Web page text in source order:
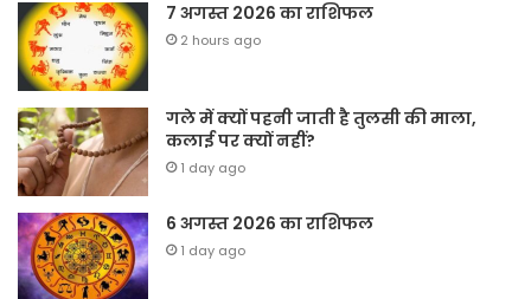
7 अगस्त 2026 का राशिफल
2 hours ago
गले में क्यों पहनी जाती है तुलसी की माला,
कलाई पर क्यों नहीं?
1 day ago
6 अगस्त 2026 का राशिफल
1 day ago